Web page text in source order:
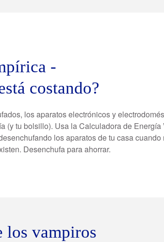
-
costando?
los aparatos electrónicos y
(y tu bolsillo). Usa la Calculadora de Energía
los aparatos de tu casa
Desenchufa para ahorrar.
los vampiros